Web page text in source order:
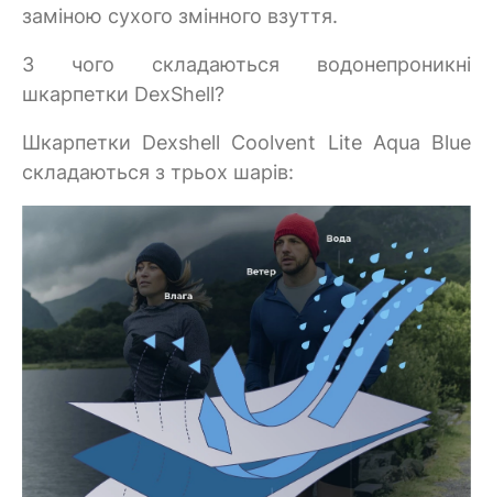
заміною сухого змінного взуття.
З чого складаються водонепроникні
шкарпетки DexShell?
Шкарпетки Dexshell Coolvent Lite Aqua Blue
складаються з трьох шарів: